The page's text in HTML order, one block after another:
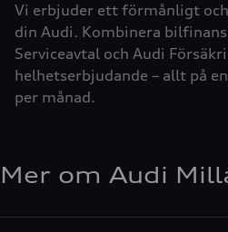
Vi erbjuder ett förmånligt
din Audi. Kombinera
Serviceavtal och Audi
helhetserbjudande – allt på
per månad.
Mer om Audi